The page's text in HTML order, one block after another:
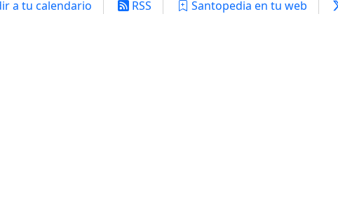
a tu calendario RSS Santopedia en tu web